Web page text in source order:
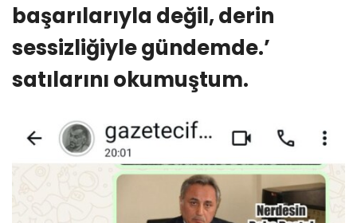
başarılarıyla değil, derin
sessizliğiyle gündemde.’
satılarını okumuştum.